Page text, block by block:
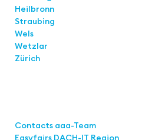
Heilbronn
Straubing
Wels
Wetzlar
Zürich
Contacts aaa-Team
Easyfairs DACH-IT Region